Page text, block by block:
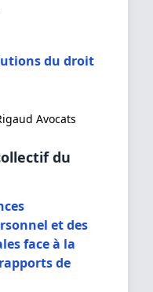
du droit
Avocats
du
et des
face à la
de